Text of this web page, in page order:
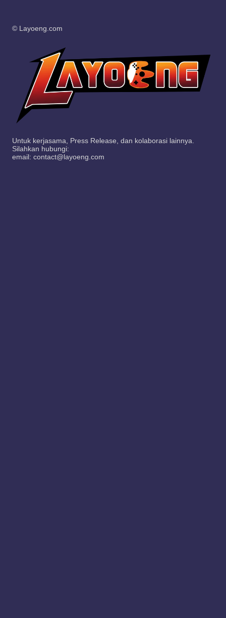
© Layoeng.com
Untuk kerjasama, Press Release, dan kolaborasi lainnya.
Silahkan hubungi:
email: contact@layoeng.com